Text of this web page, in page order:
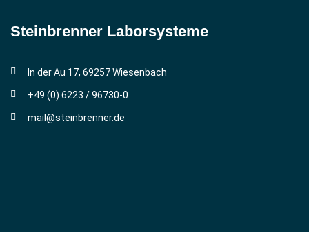
Steinbrenner ­Laborsysteme
In der Au 17, 69257 Wiesenbach
+49 (0) 6223 / 96730-0
mail@steinbrenner.de